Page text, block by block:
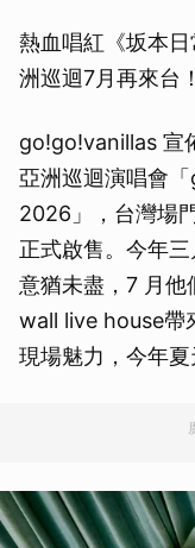
熱血唱紅《坂本
洲巡迴7月再來台！
go!go!vanillas 宣
亞洲巡迴演唱會
2026」，台灣場
正式啟售。今年
意猶未盡，7 月
wall live house帶
現場魅力，今年